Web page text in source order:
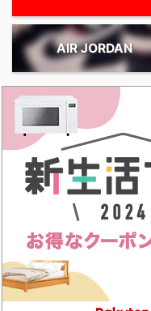
AIR JORDAN